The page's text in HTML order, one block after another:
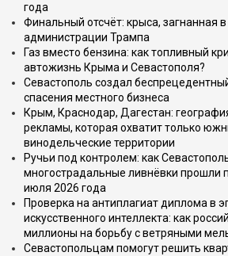
года
Финальный отсчёт: крыса, загнанная
администрации Трампа
Газ вместо бензина: как топливный
автожизнь Крыма и Севастополя?
Севастополь создал
спасения местного бизнеса
Крым, Краснодар, Дагестан:
рекламы, которая охватит только
винодельческие территории
Ручьи под контролем: как
многострадальные ливнёвки прошли
июля 2026 года
Проверка на антиплагиат диплома в
искусственного интеллекта: как
миллионы на борьбу с ветряными
Севастопольцам помогут решить